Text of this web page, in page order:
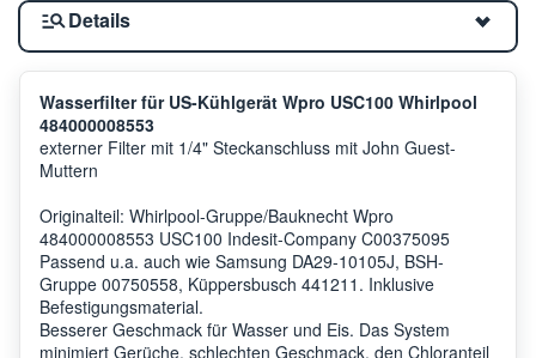
Details
Wasserfilter für US-Kühlgerät Wpro USC100 Whirlpool
484000008553
externer Filter mit 1/4" Steckanschluss mit John Guest-
Muttern
Originalteil: Whirlpool-Gruppe/Bauknecht Wpro
484000008553 USC100 Indesit-Company C00375095
Passend u.a. auch wie Samsung DA29-10105J, BSH-
Gruppe 00750558, Küppersbusch 441211. Inklusive
Befestigungsmaterial.
Besserer Geschmack für Wasser und Eis. Das System
minimiert Gerüche, schlechten Geschmack, den Chloranteil